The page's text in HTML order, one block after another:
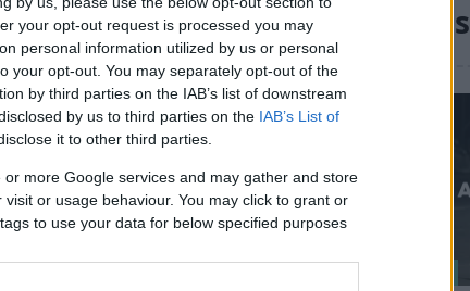
your opt-out request is processed you may
personal information utilized by us or personal
your opt-out. You may separately opt-out of the
by third parties on the IAB’s list of downstream
by us to third parties on the IAB’s List of
it to other third parties.
more Google services and may gather and store
or usage behaviour. You may click to grant or
to use your data for below specified purposes